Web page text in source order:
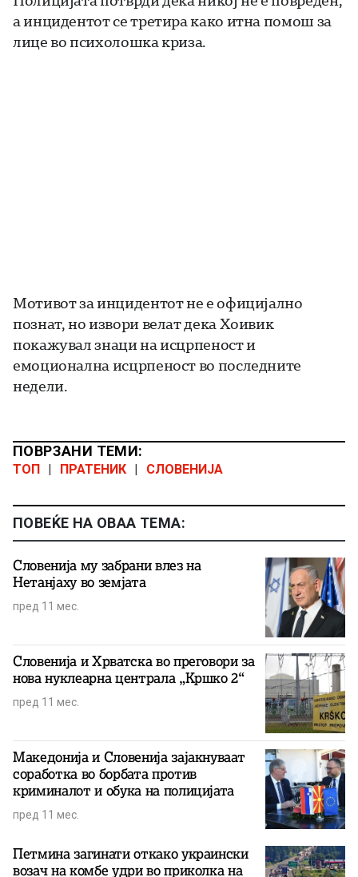
а инцидентот се третира како итна помош за
лице во психолошка криза.
Мотивот за инцидентот не е официјално
познат, но извори велат дека Хоивик
покажувал знаци на исцрпеност и
емоционална исцрпеност во последните
недели.
ПОВРЗАНИ ТЕМИ:
ТОП | ПРАТЕНИК | СЛОВЕНИЈА
ПОВЕЌЕ НА ОВАА ТЕМА:
Словенија му забрани влез на
Нетанјаху во земјата
пред 11 мес.
Словенија и Хрватска во преговори за
нова нуклеарна централа „Кршко 2“
пред 11 мес.
Македонија и Словенија зајакнуваат
соработка во борбата против
криминалот и обука на полицијата
пред 11 мес.
Петмина загинати откако украински
возач на комбе удри во приколка на